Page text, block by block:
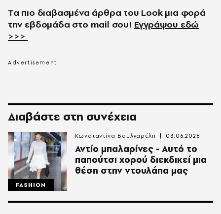
Τα πιο διαβασμένα άρθρα του Look μια φορά
την εβδομάδα στο mail σου! Εγγράψου εδώ
>>>
Διαβάστε στη συνέχεια
FASHION
Αντίο μπαλαρίνες - Αυτό το
παπούτσι χορού διεκδικεί μια
θέση στην ντουλάπα μας
Κωνσταντίνα Βουλγαρέλη 03.06.2026